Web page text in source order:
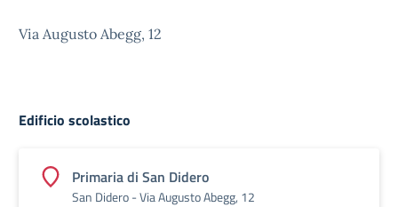
Via Augusto Abegg, 12
Edificio scolastico
Primaria di San Didero
San Didero - Via Augusto Abegg, 12